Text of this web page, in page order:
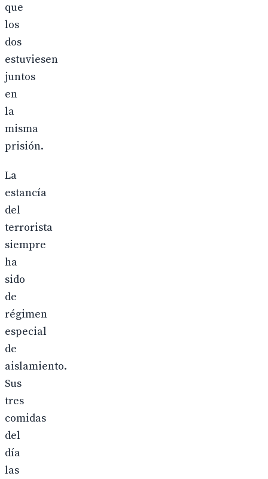
que
los
dos
estuviesen
juntos
en
la
misma
prisión.
La
estancía
del
terrorista
siempre
ha
sido
de
régimen
especial
de
aislamiento.
Sus
tres
comidas
del
día
las